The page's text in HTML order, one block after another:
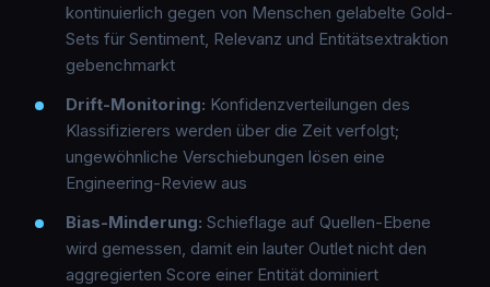
kontinuierlich gegen von Menschen gelabelte Gold-
Sets für Sentiment, Relevanz und Entitätsextraktion
gebenchmarkt
Drift-Monitoring: Konfidenzverteilungen des
Klassifizierers werden über die Zeit verfolgt;
ungewöhnliche Verschiebungen lösen eine
Engineering-Review aus
Bias-Minderung: Schieflage auf Quellen-Ebene
wird gemessen, damit ein lauter Outlet nicht den
aggregierten Score einer Entität dominiert